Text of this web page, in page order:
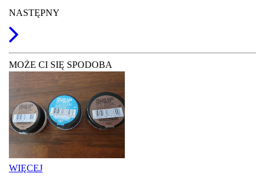
NASTĘPNY
MOŻE CI SIĘ SPODOBA
WIĘCEJ